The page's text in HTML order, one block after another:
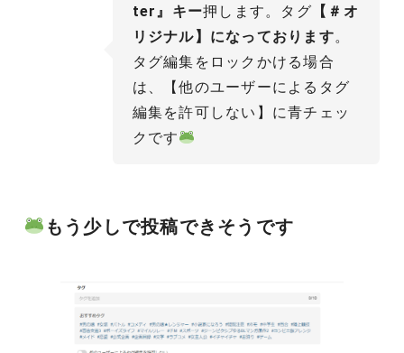
ter』キー押します。タグ 【＃オ
リジナル】になっております。
タグ編集をロックかける場合
は、【他のユーザーによるタグ
編集を許可しない】に青チェッ
クです
もう少しで投稿できそうです